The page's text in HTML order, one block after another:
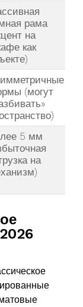
рама
на
как
(могут
5 мм
на